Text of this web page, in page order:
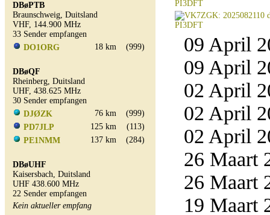
DBøPTB
Braunschweig, Duitsland
VHF, 144.900 MHz
33 Sender empfangen
DO1ORG
18 km (999)
DBøQF
Rheinberg, Duitsland
UHF, 438.625 MHz
30 Sender empfangen
DJØZK
76 km
(999)
PD7JLP
125 km
(113)
PE1NMM
137 km (284)
DBøUHF
Kaisersbach, Duitsland
UHF 438.600 MHz
22 Sender empfangen
Kein aktueller empfang
09 April
09 April
02 April
02 April
02 April
26 Maart
26 Maart
19 Maart